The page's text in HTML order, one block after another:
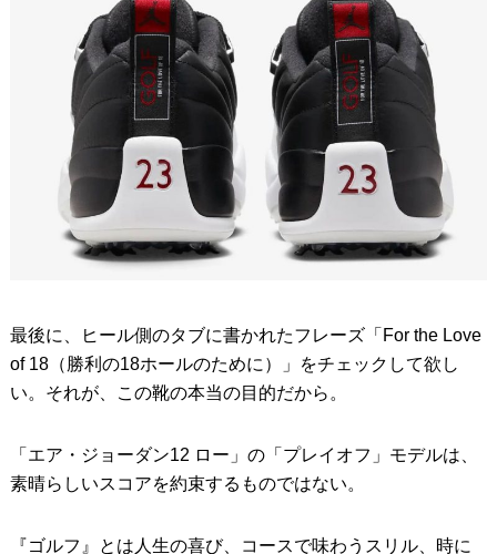
最後に、ヒール側のタブに書かれたフレーズ「For the Love
of 18（勝利の18ホールのために）」をチェックして欲し
い。それが、この靴の本当の目的だから。
「エア・ジョーダン12 ロー」の「プレイオフ」モデルは、
素晴らしいスコアを約束するものではない。
『ゴルフ』とは人生の喜び、コースで味わうスリル、時に